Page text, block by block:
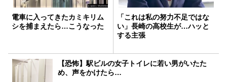
電車に入ってきたカミキリム
シを捕まえたら…こうなった
「これは私の努力不足ではな
い」長崎の高校生が…ハッと
する主張
【恐怖】駅ビルの女子トイレに若い男がいたた
め、声をかけたら…